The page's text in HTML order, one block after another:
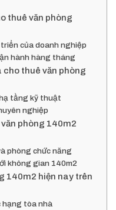
thuê văn phòng
của doanh nghiệp
hành hàng tháng
thuê văn phòng
tầng kỹ thuật
nghiệp
phòng 140m2
phòng chức năng
không gian 140m2
140m2 hiện nay trên
hạng tòa nhà